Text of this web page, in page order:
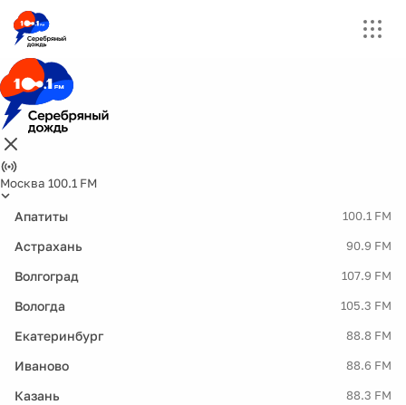
Москва 100.1 FM
Апатиты 100.1 FM
Астрахань 90.9 FM
Волгоград 107.9 FM
Вологда 105.3 FM
Екатеринбург 88.8 FM
Иваново 88.6 FM
Казань 88.3 FM